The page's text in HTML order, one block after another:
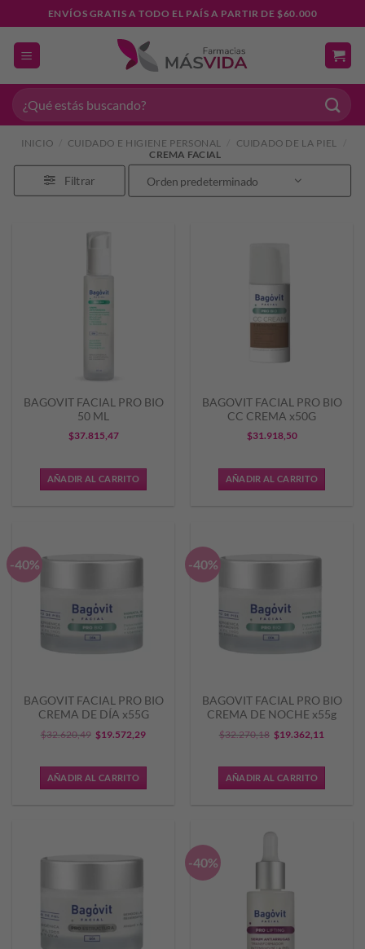
al
contenido
ENVÍOS GRATIS A TODO EL PAÍS A PARTIR DE $60.000
Buscar
por:
INICIO CUIDADO E HIGIENE PERSONAL CUIDADO DE LA PIEL
CREMA FACIAL
Filtrar
BAGOVIT FACIAL PRO BIO
50 ML
$37.815,47
AÑADIR AL CARRITO
BAGOVIT FACIAL PRO BIO
CC CREMA x50G
$31.918,50
AÑADIR AL CARRITO
-40%
BAGOVIT FACIAL PRO BIO
CREMA DE DÍA x55G
$32.620,49 El
original
era:
$19.572,29El
es:
AÑADIR AL CARRITO
-40%
BAGOVIT FACIAL PRO BIO
CREMA DE NOCHE x55g
$32.270,18 El
original
era:
$19.362,11
es:
AÑADIR AL CARRITO
-40%